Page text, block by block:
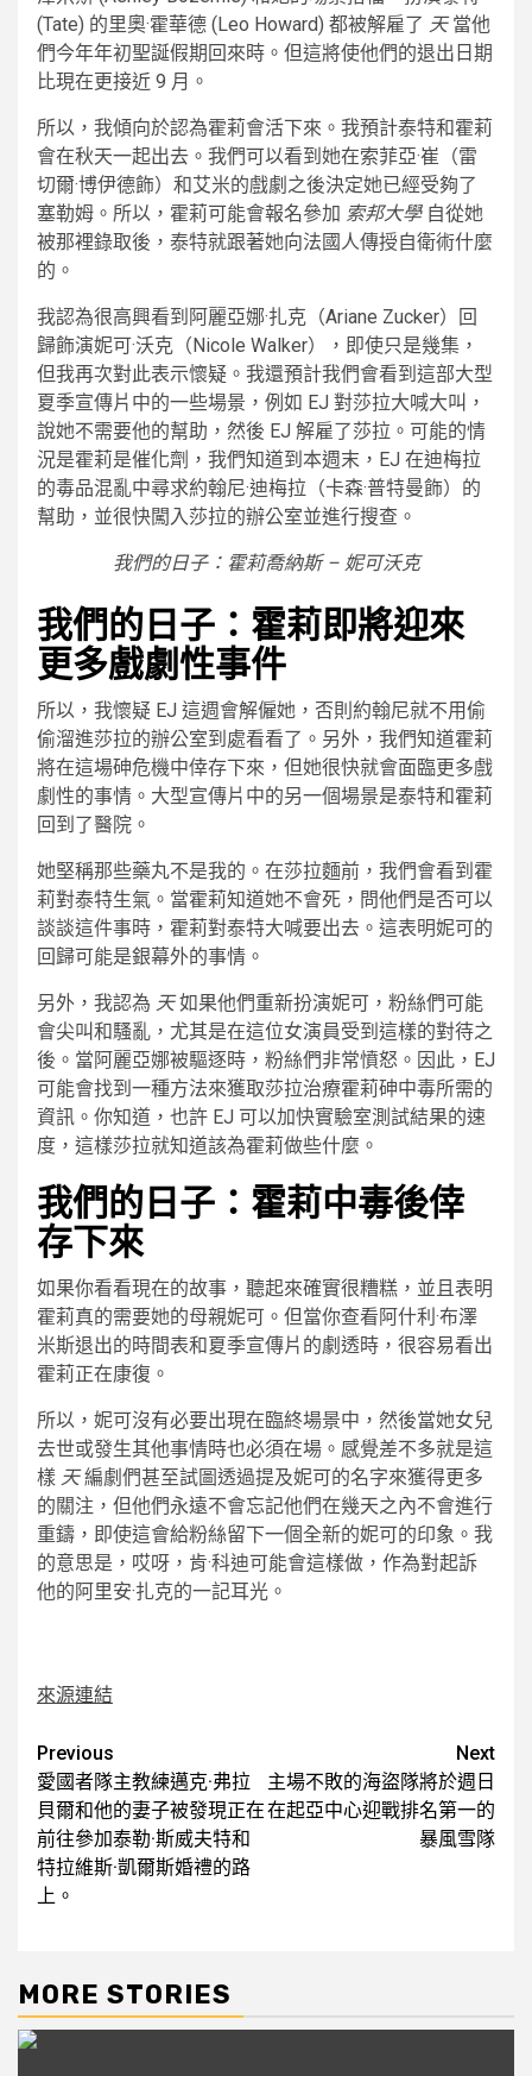
(Tate) 的里奧·霍華德 (Leo Howard) 都被解雇了 天當他
們今年年初聖誕假期回來時。但這將使他們的退出日期
比現在更接近 9 月。
所以，我傾向於認為霍莉會活下來。我預計泰特和霍莉
會在秋天一起出去。我們可以看到她在索菲亞·崔（雷
切爾·博伊德飾）和艾米的戲劇之後決定她已經受夠了
塞勒姆。所以，霍莉可能會報名參加 索邦大學自從她
被那裡錄取後，泰特就跟著她向法國人傳授自衛術什麼
的。
我認為很高興看到阿麗亞娜·扎克（Ariane Zucker）回
歸飾演妮可·沃克（Nicole Walker），即使只是幾集，
但我再次對此表示懷疑。我還預計我們會看到這部大型
夏季宣傳片中的一些場景，例如 EJ 對莎拉大喊大叫，
說她不需要他的幫助，然後 EJ 解雇了莎拉。可能的情
況是霍莉是催化劑，我們知道到本週末，EJ 在迪梅拉
的毒品混亂中尋求約翰尼·迪梅拉（卡森·普特曼飾）的
幫助，並很快闖入莎拉的辦公室並進行搜查。
我們的日子：霍莉喬納斯 – 妮可沃克
我們的日子：霍莉即將迎來
更多戲劇性事件
所以，我懷疑 EJ 這週會解僱她，否則約翰尼就不用偷
偷溜進莎拉的辦公室到處看看了。另外，我們知道霍莉
將在這場砷危機中倖存下來，但她很快就會面臨更多戲
劇性的事情。大型宣傳片中的另一個場景是泰特和霍莉
回到了醫院。
她堅稱那些藥丸不是我的。在莎拉麵前，我們會看到霍
莉對泰特生氣。當霍莉知道她不會死，問他們是否可以
談談這件事時，霍莉對泰特大喊要出去。這表明妮可的
回歸可能是銀幕外的事情。
另外，我認為 天如果他們重新扮演妮可，粉絲們可能
會尖叫和騷亂，尤其是在這位女演員受到這樣的對待之
後。當阿麗亞娜被驅逐時，粉絲們非常憤怒。因此，EJ
可能會找到一種方法來獲取莎拉治療霍莉砷中毒所需的
資訊。你知道，也許 EJ 可以加快實驗室測試結果的速
度，這樣莎拉就知道該為霍莉做些什麼。
我們的日子：霍莉中毒後倖
存下來
如果你看看現在的故事，聽起來確實很糟糕，並且表明
霍莉真的需要她的母親妮可。但當你查看阿什利·布澤
米斯退出的時間表和夏季宣傳片的劇透時，很容易看出
霍莉正在康復。
所以，妮可沒有必要出現在臨終場景中，然後當她女兒
去世或發生其他事情時也必須在場。感覺差不多就是這
樣 天編劇們甚至試圖透過提及妮可的名字來獲得更多
的關注，但他們永遠不會忘記他們在幾天之內不會進行
重鑄，即使這會給粉絲留下一個全新的妮可的印象。我
的意思是，哎呀，肯·科迪可能會這樣做，作為對起訴
他的阿里安·扎克的一記耳光。
來源連結
Post
navigation
Previous
愛國者隊主教練邁克·弗拉
貝爾和他的妻子被發現正在
前往參加泰勒·斯威夫特和
特拉維斯·凱爾斯婚禮的路
上。
Next
主場不敗的海盜隊將於週日
在起亞中心迎戰排名第一的
暴風雪隊
MORE STORIES